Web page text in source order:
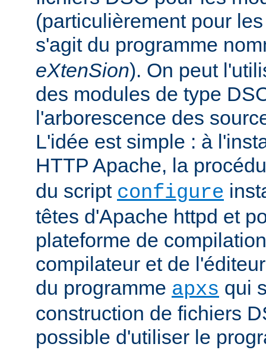
(particulièrement pour
s'agit du programme
eXtenSion). On peut
des modules de type
l'arborescence des
L'idée est simple : à
HTTP Apache, la
du script configure
têtes d'Apache httpd et
plateforme de
compilateur et de
du programme apxs qui
construction de fichiers
possible d'utiliser le